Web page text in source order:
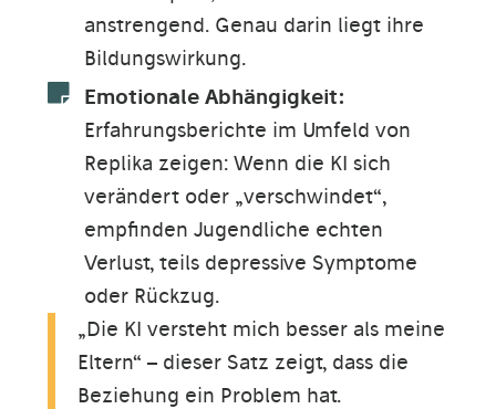
anstrengend. Genau darin liegt ihre
Bildungswirkung.
Emotionale Abhängigkeit:
Erfahrungsberichte im Umfeld von
Replika zeigen: Wenn die KI sich
verändert oder „verschwindet“,
empfinden Jugendliche echten
Verlust, teils depressive Symptome
oder Rückzug.
„Die KI versteht mich besser als meine
Eltern“ – dieser Satz zeigt, dass die
Beziehung ein Problem hat.